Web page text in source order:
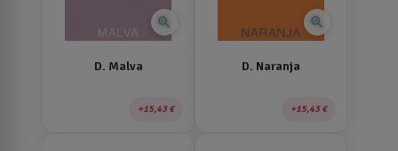
zoom_in
D. Malva
15,43 €
zoom_in
D. Naranja
15,43 €